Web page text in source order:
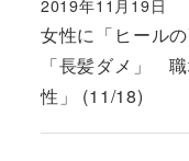
女性に「ヒール
「長髪ダメ」
性」 (11/18)
投稿日
2019年11月19日